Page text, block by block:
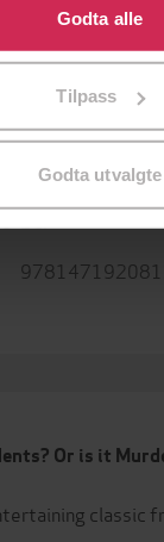
alle disse
til spesifikke
Godta alle
Tilpass
Godta utvalgte
25.11.2021
Krim
epub
Or is it
classic